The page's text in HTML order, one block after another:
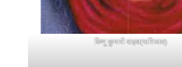
विष्णु कुमारी वाइबा(पारिजात)